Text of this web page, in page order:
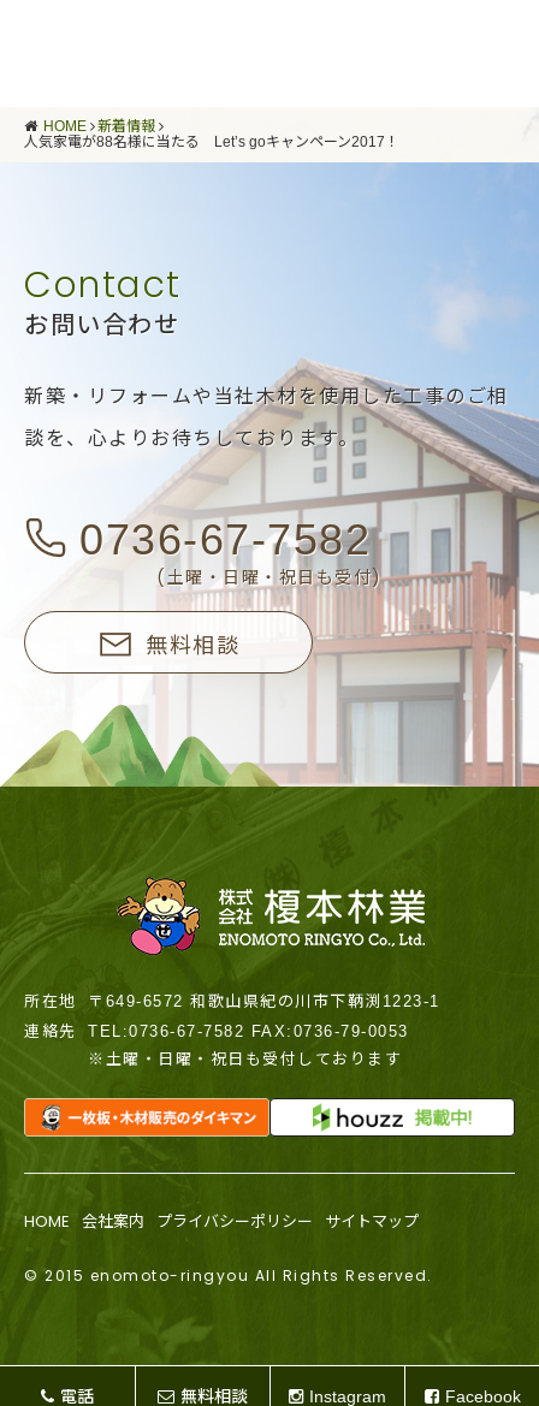
HOME
新着情報
人気家電が88名様に当たる Let’s goキャンペーン2017！
お問い合わせ
新築・リフォームや当社木材を使用した工事のご相
談を、 心よりお待ちしております。
0736-67-7582
(土曜・日曜・祝日も受付)
無料相談
所在地
〒649-6572 和歌山県紀の川市下鞆渕1223-1
連絡先
TEL:0736-67-7582 FAX:0736-79-0053
※土曜・日曜・祝日も受付しております
HOME 会社案内 プライバシーポリシー サイトマップ
© 2015 enomoto-ringyou All Rights Reserved.
電話 無料相談 Instagram Facebook